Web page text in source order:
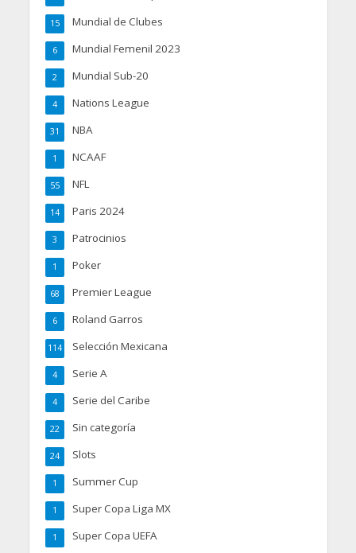
Mundial de Clubes
15
Mundial Femenil 2023
6
Mundial Sub-20
2
Nations League
4
NBA
31
NCAAF
1
NFL
55
Paris 2024
14
Patrocinios
3
Poker
1
Premier League
68
Roland Garros
6
Selección Mexicana
114
Serie A
4
Serie del Caribe
4
Sin categoría
22
Slots
24
Summer Cup
1
Super Copa Liga MX
1
Super Copa UEFA
1